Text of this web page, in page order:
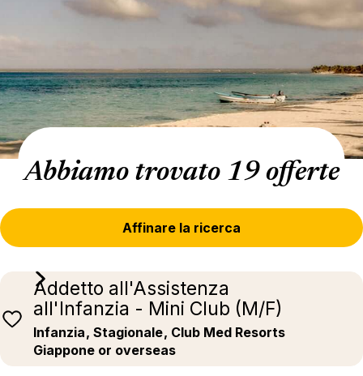
Abbiamo trovato 19 offerte
Affinare la ricerca
Addetto all'Assistenza
all'Infanzia - Mini Club (M/F)
Infanzia, Stagionale, Club Med Resorts
Giappone or overseas